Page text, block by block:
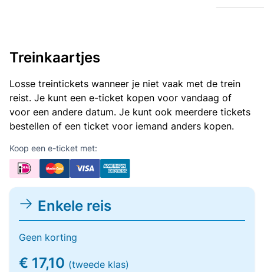
Treinkaartjes
Losse treintickets wanneer je niet vaak met de trein
reist. Je kunt een e-ticket kopen voor vandaag of
voor een andere datum. Je kunt ook meerdere tickets
bestellen of een ticket voor iemand anders kopen.
Koop een e-ticket met:
Enkele reis
Geen korting
€ 17,10 (tweede klas)